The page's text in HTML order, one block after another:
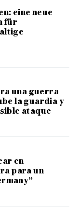
eine neue
für
una guerra
la guardia y
ataque
en
para un